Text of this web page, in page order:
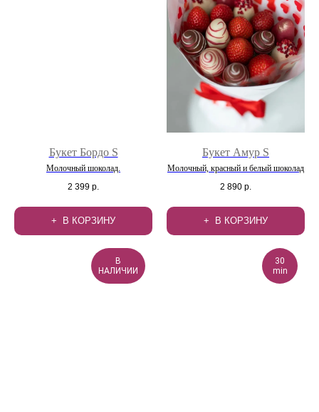
Букет Бордо S
Молочный шоколад.
2 399 р.
В КОРЗИНУ
Букет Амур S
Молочный, красный и белый шоколад
2 890 р.
В КОРЗИНУ
В
НАЛИЧИИ
30
min